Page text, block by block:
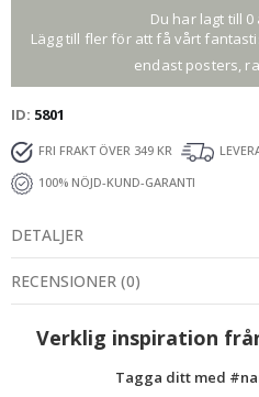
Du har lagt till
Lägg till fler för att få vårt
endast posters,
ID 5801
FRI FRAKT ÖVER 349 KR
100% NÖJD-KUND-GARANTI
DETALJER
RECENSIONER (0)
Verklig inspiration
Tagga ditt med